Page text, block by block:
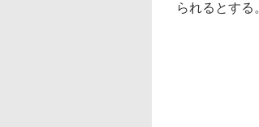
られるとする